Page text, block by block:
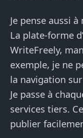
Je pense aussi
La plate-forme
WriteFreely,
exemple, je ne
la navigation
Je passe à
services tiers.
publier